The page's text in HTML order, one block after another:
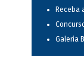
Receba
Galeria